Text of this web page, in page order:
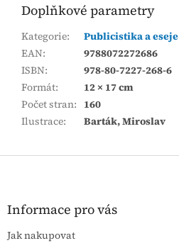
Doplňkové parametry
Kategorie:
Publicistika a eseje
EAN:
9788072272686
ISBN:
978-80-7227-268-6
Formát:
12 × 17 cm
Počet stran: 160
Ilustrace: Barták, Miroslav
Z
Informace pro vás
Jak nakupovat